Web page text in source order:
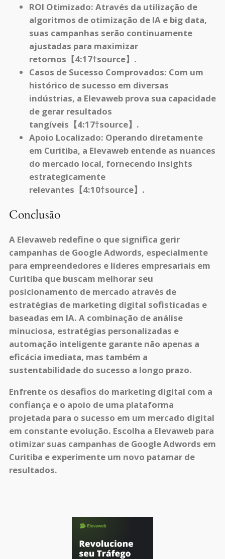
ROI Otimizado: Através da utilização de
algoritmos de otimização de IA e big data,
suas campanhas serão continuamente
ajustadas para maximizar
retornos【4:17†source】.
Casos de Sucesso Comprovados: Com um
histórico de sucesso em diversas
indústrias, a Elevaweb prova sua capacidade
de gerar resultados
tangíveis【4:17†source】.
Apoio Localizado: Operando diretamente
em Curitiba, a Elevaweb entende as nuances
do mercado local, fornecendo insights
estrategicamente
relevantes【4:10†source】.
Conclusão
A Elevaweb redefine o que significa gerir
campanhas de Google Adwords, especialmente
para empreendedores e líderes empresariais em
Curitiba que buscam melhorar seu
posicionamento de mercado através de
estratégias de marketing digital sofisticadas e
baseadas em IA. A combinação de análise
minuciosa, estratégias personalizadas e
automação inteligente garante não apenas a
eficácia imediata, mas também a
sustentabilidade do sucesso a longo prazo.
Enfrente os desafios do marketing digital com a
confiança e o apoio de uma plataforma
projetada para o sucesso em um mercado digital
em constante evolução. Escolha a Elevaweb para
otimizar suas campanhas de Google Adwords em
Curitiba e experimente um novo patamar de
resultados.